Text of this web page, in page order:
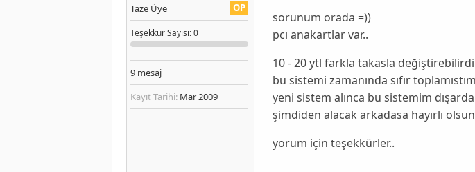
OP
Taze Üye
TeşekkürSayısı: 0
9 mesaj
Kayıt Tarihi: Mar 2009
sorunum orada =))
pcı anakartlar var..
10 - 20 ytl farkla takasla
bu sistemi zamanında sıfır
yeni sistem alınca bu sistemim dışarda
şimdiden alacak arkadasa hayırlı
yorum için teşekkürler..